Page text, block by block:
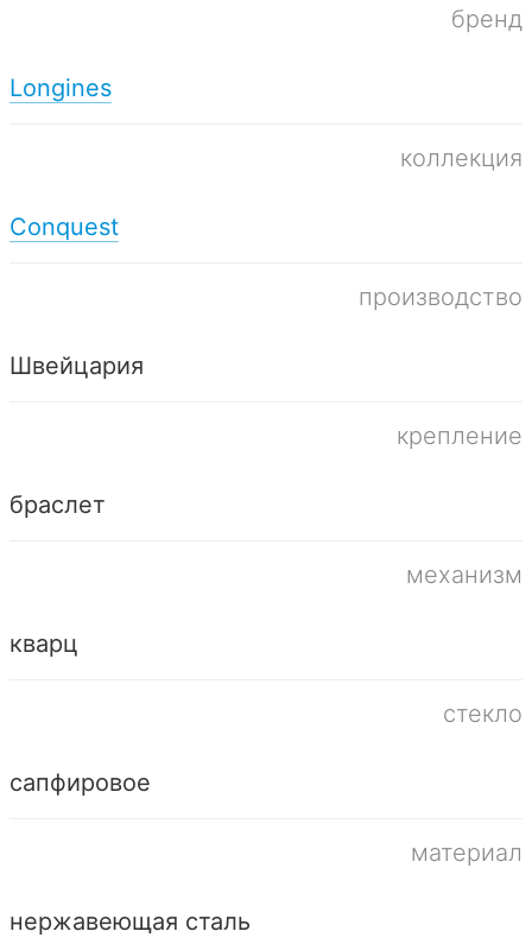
бренд
Longines
коллекция
Conquest
производство
Швейцария
крепление
браслет
механизм
кварц
стекло
сапфировое
материал
нержавеющая сталь